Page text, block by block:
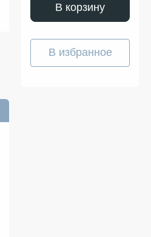
В корзину
В избранное